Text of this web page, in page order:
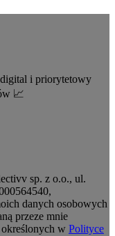
i priorytetowy
📈
sp. z o.o., ul.
danych osobowych
przeze mnie
określonych w Polityce